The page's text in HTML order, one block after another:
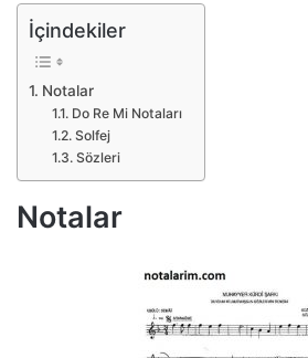
İçindekiler
Notalar
Do Re Mi Notaları
Solfej
Sözleri
Notalar